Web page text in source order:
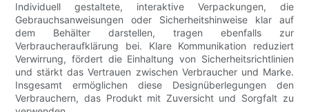
Individuell gestaltete, interaktive Verpackungen, die
Gebrauchsanweisungen oder Sicherheitshinweise klar auf
dem Behälter darstellen, tragen ebenfalls zur
Verbraucheraufklärung bei. Klare Kommunikation reduziert
Verwirrung, fördert die Einhaltung von Sicherheitsrichtlinien
und stärkt das Vertrauen zwischen Verbraucher und Marke.
Insgesamt ermöglichen diese Designüberlegungen den
Verbrauchern, das Produkt mit Zuversicht und Sorgfalt zu